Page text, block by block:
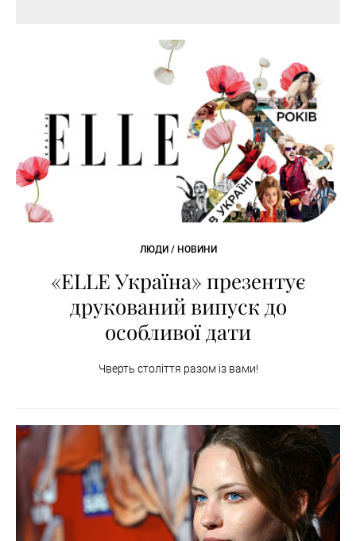
ЛЮДИ / НОВИНИ
«ELLE Україна» презентує
друкований випуск до
особливої дати
Чверть століття разом із вами!